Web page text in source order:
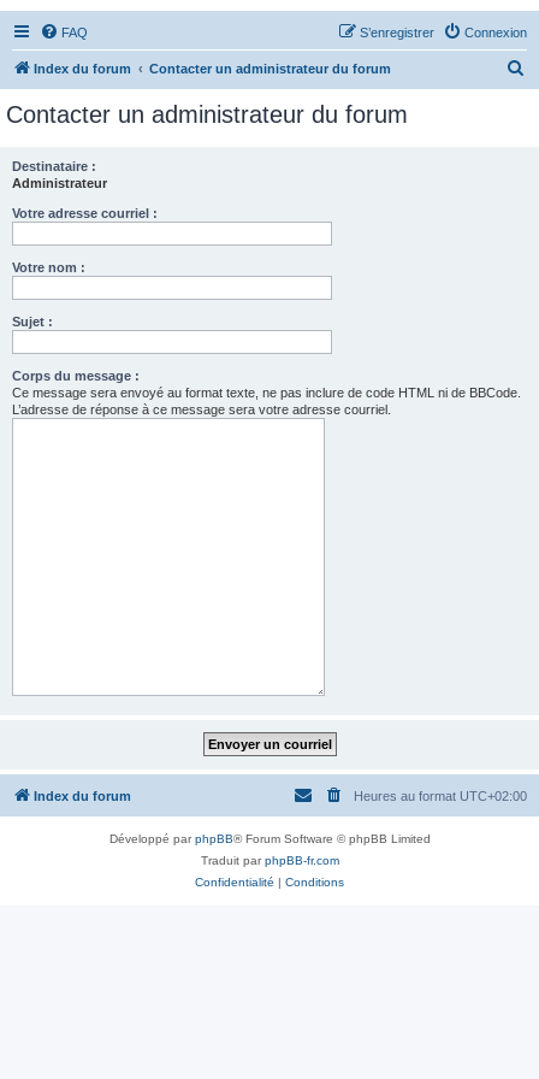
FAQ Connexion
S’enregistrer
Index du forum Contacter un administrateur du forum
Contacter un administrateur du forum
Destinataire :
Administrateur
Votre adresse courriel :
Votre nom :
Sujet :
Corps du message :
Ce message sera envoyé au format texte, ne pas inclure de code HTML ni de BBCode.
L’adresse de réponse à ce message sera votre adresse courriel.
Index du forum Heures au format UTC+02:00
Développé parphpBB® Forum Software © phpBB Limited
Traduit parphpBB-fr.com
Confidentialité | Conditions